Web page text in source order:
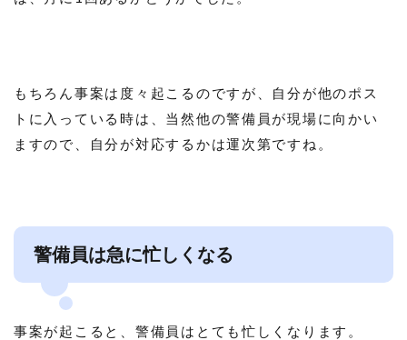
もちろん事案は度々起こるのですが、自分が他のポス
トに入っている時は、当然他の警備員が現場に向かい
ますので、自分が対応するかは運次第ですね。
警備員は急に忙しくなる
事案が起こると、警備員はとても忙しくなります。